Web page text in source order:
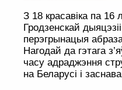
З 18 красавіка па 16
Гродзенскай
перэгрынацыя
Нагодай да гэтага
часу адраджэння
на Беларусі і